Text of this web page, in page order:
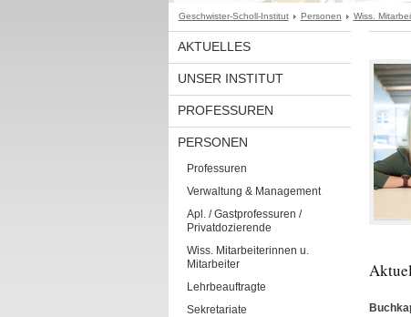
Geschwister-Scholl-Institut Personen Wiss.
AKTUELLES
UNSER INSTITUT
PROFESSUREN
PERSONEN
Professuren
Verwaltung & Management
Apl. / Gastprofessuren /
Privatdozierende
Wiss. Mitarbeiterinnen u.
Mitarbeiter
Lehrbeauftragte
Sekretariate